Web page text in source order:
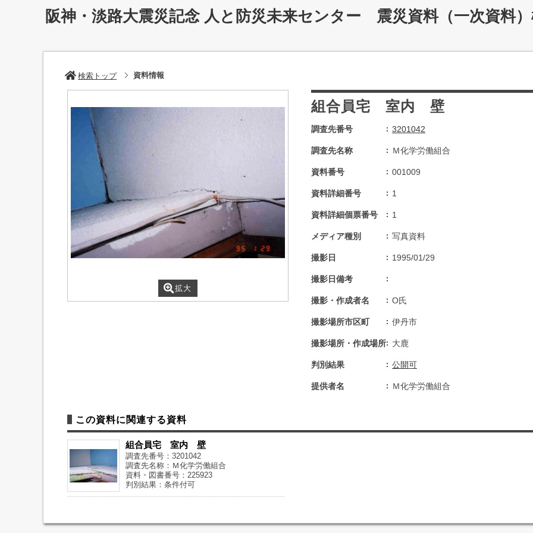
阪神・淡路大震災記念 人と防災未来センター 震災資料（一次資料
検索トップ 資料情報
拡大
組合員宅 室内 壁
調査先番号 3201042
調査先名称 Ｍ化学労働組合
資料番号 001009
資料詳細番号 1
資料詳細個票番号 1
メディア種別 写真資料
撮影日 1995/01/29
撮影日備考
撮影・作成者名 O氏
撮影場所市区町 伊丹市
撮影場所・作成場所 大鹿
判別結果 公開可
提供者名 Ｍ化学労働組合
この資料に関連する資料
組合員宅 室内 壁
調査先番号：3201042
調査先名称：Ｍ化学労働組合
資料・図書番号：225923
判別結果：条件付可